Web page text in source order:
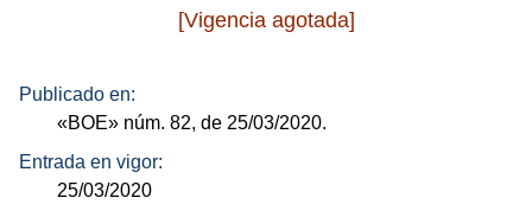
[Vigencia agotada]
Publicado en:
«BOE» núm. 82, de 25/03/2020.
Entrada en vigor:
25/03/2020